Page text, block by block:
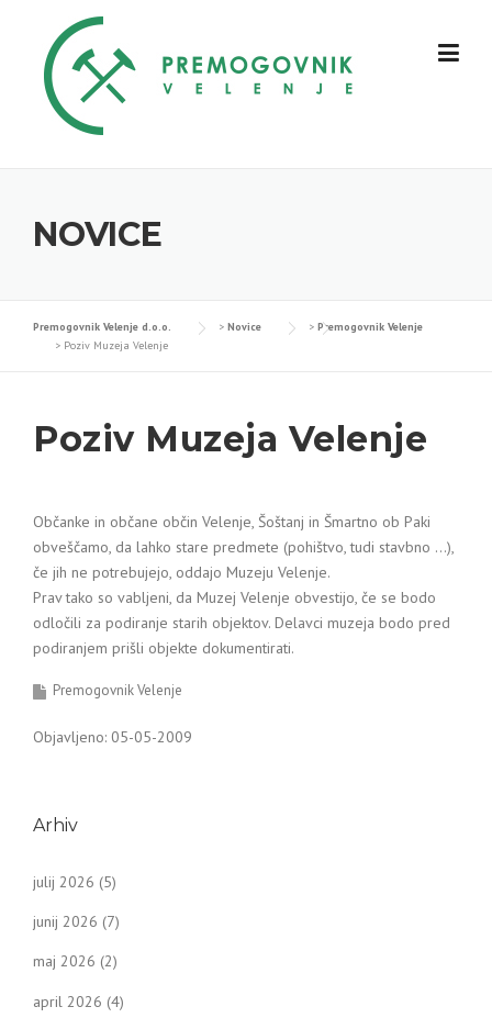
content
NOVICE
Premogovnik Velenje d.o.o. > Novice > Premogovnik Velenje
> Poziv Muzeja Velenje
Poziv Muzeja Velenje
Občanke in občane občin Velenje, Šoštanj in Šmartno ob Paki
obveščamo, da lahko stare predmete (pohištvo, tudi stavbno …),
če jih ne potrebujejo, oddajo Muzeju Velenje.
Prav tako so vabljeni, da Muzej Velenje obvestijo, če se bodo
odločili za podiranje starih objektov. Delavci muzeja bodo pred
podiranjem prišli objekte dokumentirati.
Premogovnik Velenje
Objavljeno: 05-05-2009
Arhiv
julij 2026 (5)
junij 2026 (7)
maj 2026 (2)
april 2026 (4)